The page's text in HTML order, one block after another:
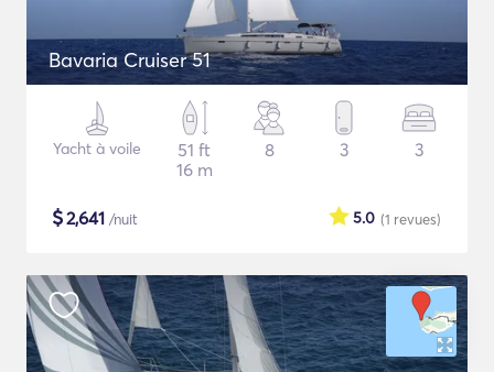
Bavaria Cruiser 51
Yacht à voile
51 ft
16 m
8 3 3
$2,641 /nuit (1 revues)
5.0